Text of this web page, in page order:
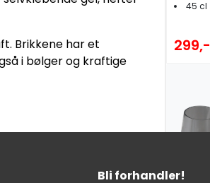
Brikkene har et
i bølger og kraftige
45 cl
299,-
Bli forhandler!